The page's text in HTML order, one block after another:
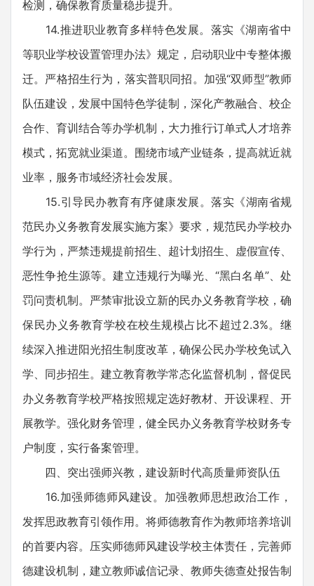
检测，确保教育质量稳步提升。
14.推进职业教育多样特色发展。落实《湖南省中
等职业学校设置管理办法》规定，启动职业中专整体搬
迁。严格招生行为，落实普职同招。加强“双师型”教师
队伍建设，发展中国特色学徒制，深化产教融合、校企
合作、育训结合等办学机制，大力推行订单式人才培养
模式，拓宽就业渠道。围绕市域产业链条，提高就近就
业率，服务市域经济社会发展。
15.引导民办教育有序健康发展。落实《湖南省规
范民办义务教育发展实施方案》要求，规范民办学校办
学行为，严禁违规提前招生、超计划招生、虚假宣传、
恶性争抢生源等。建立违规行为曝光、“黑白名单”、处
罚问责机制。严禁审批设立新的民办义务教育学校，确
保民办义务教育学校在校生规模占比不超过2.3%。继
续深入推进阳光招生制度改革，确保公民办学校免试入
学、同步招生。建立教育教学常态化监督机制，督促民
办义务教育学校严格按照规定选好教材、开设课程、开
展教学。强化财务管理，健全民办义务教育学校财务专
户制度，实行备案管理。
四、突出强师兴教，建设新时代高质量师资队伍
16.加强师德师风建设。加强教师思想政治工作，
发挥思政教育引领作用。将师德教育作为教师培养培训
的首要内容。压实师德师风建设学校主体责任，完善师
德建设机制，建立教师诚信记录、教师失德查处报告制